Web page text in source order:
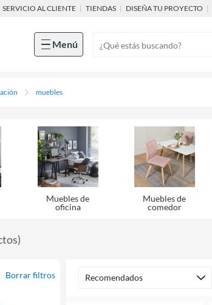
SERVICIO AL CLIENTE | TIENDAS | DISEÑA TU PROYECTO |
Menú
muebles
Muebles de
oficina
Muebles de
comedor
)
Borrar filtros Recomendados